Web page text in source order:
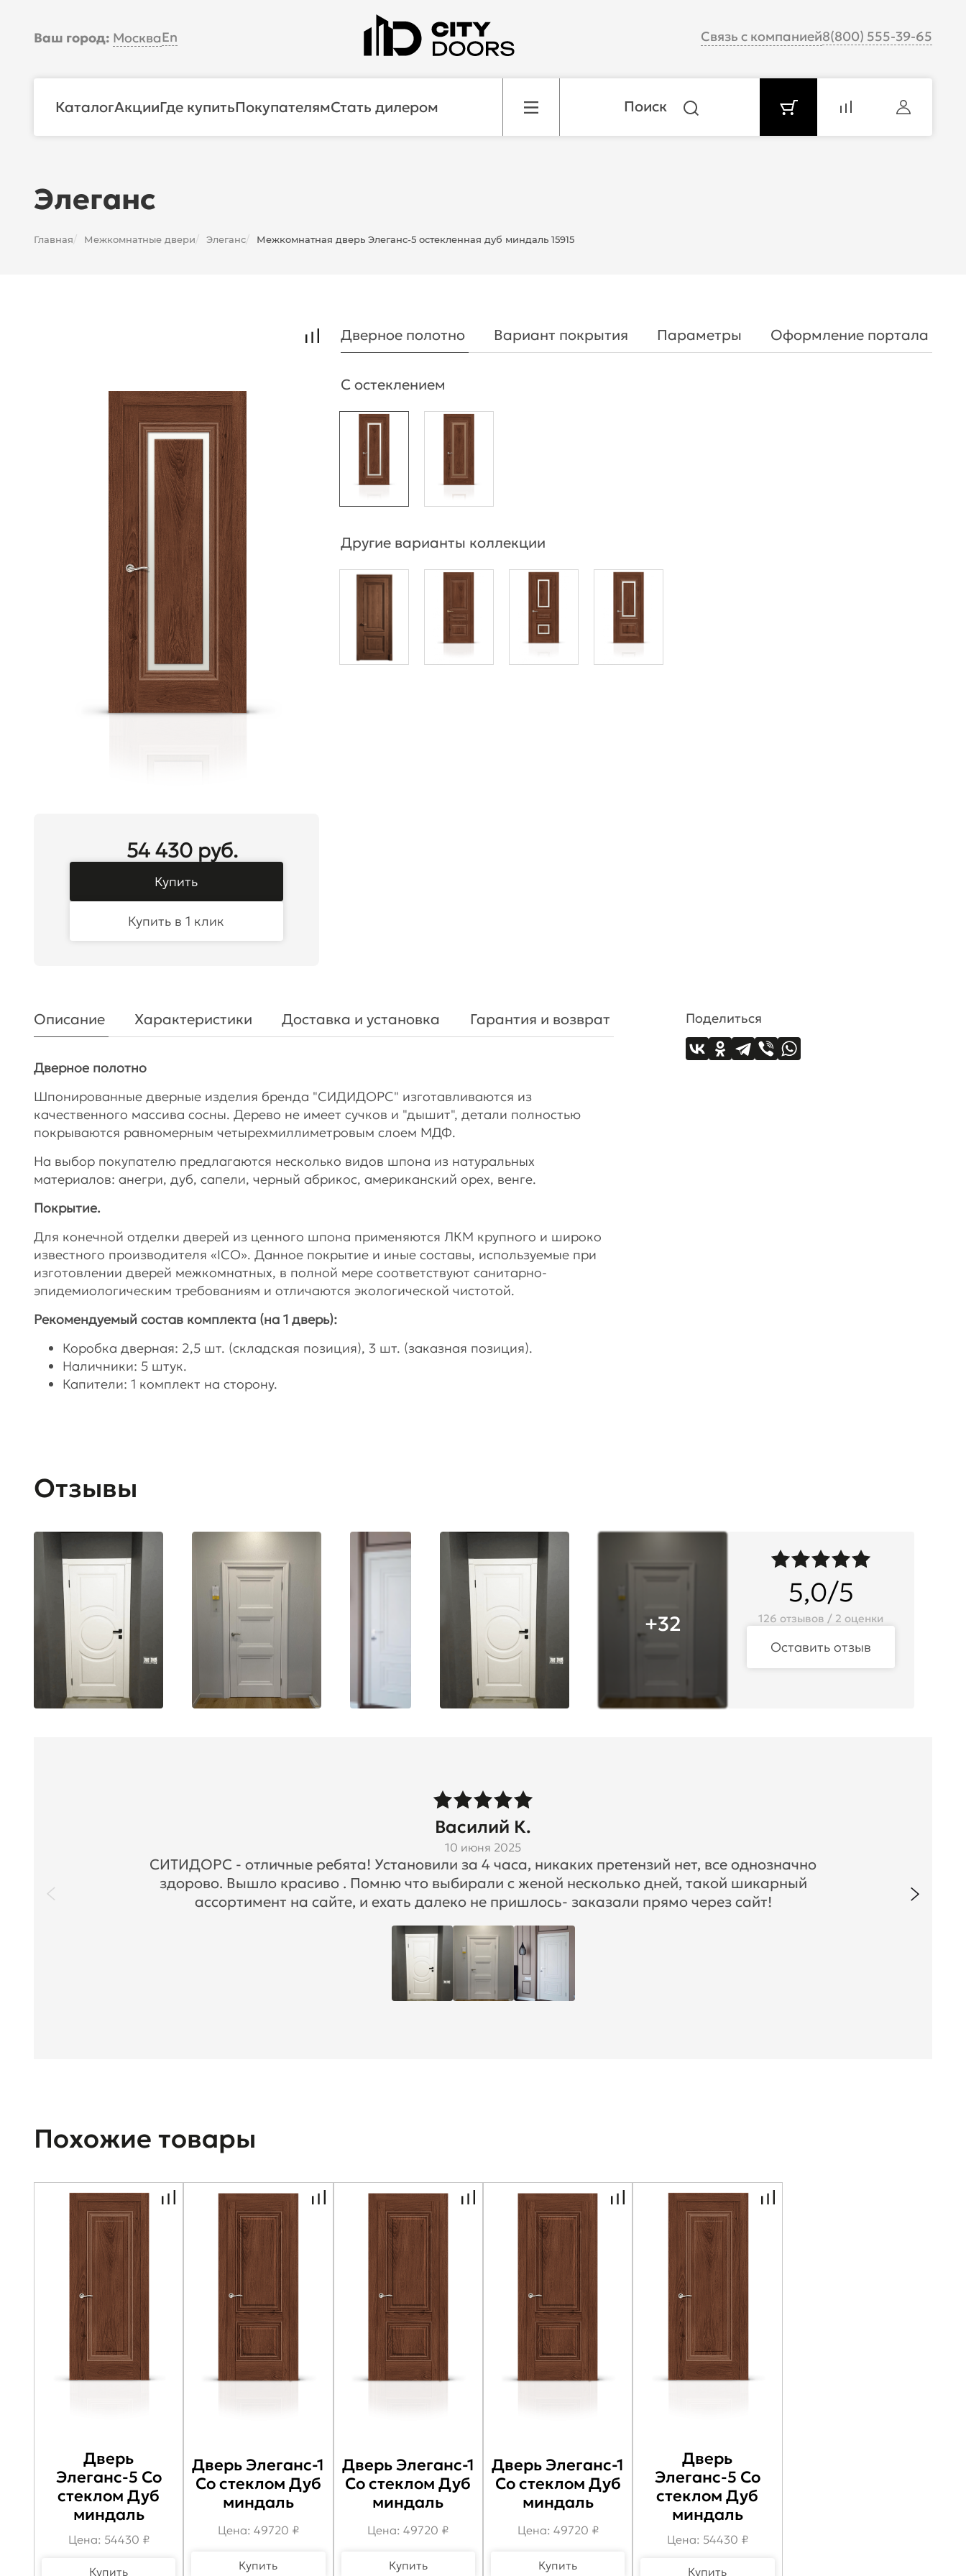
Ваш город: МоскваEn Связь с компанией8(800) 555-39-65
КаталогАкцииГде купитьПокупателямСтать дилером
Элеганс
Главная/ Межкомнатные двери/ Элеганс/ Межкомнатная дверь Элеганс-5 остекленная дуб миндаль 15915
54 430 руб.
Купить
Купить в 1 клик
Дверное полотно Вариант покрытия Параметры Оформление портала
С остеклением
Другие варианты коллекции
Описание Характеристики Доставка и установка Гарантия и возврат
Дверное полотно
Шпонированные дверные изделия бренда "СИДИДОРС" изготавливаются из
качественного массива сосны. Дерево не имеет сучков и "дышит", детали полностью
покрываются равномерным четырехмиллиметровым слоем МДФ.
На выбор покупателю предлагаются несколько видов шпона из натуральных
материалов: анегри, дуб, сапели, черный абрикос, американский орех, венге.
Покрытие.
Для конечной отделки дверей из ценного шпона применяются ЛКМ крупного и широко
известного производителя «ICO». Данное покрытие и иные составы, используемые при
изготовлении дверей межкомнатных, в полной мере соответствуют санитарно-
эпидемиологическим требованиям и отличаются экологической чистотой.
Рекомендуемый состав комплекта (на 1 дверь):
Коробка дверная: 2,5 шт. (складская позиция), 3 шт. (заказная позиция).
Наличники: 5 штук.
Капители: 1 комплект на сторону.
Поделиться
Отзывы
+32
5,0/5
126 отзывов / 2 оценки
Оставить отзыв
Василий К.
10 июня 2025
СИТИДОРС - отличные ребята! Установили за 4 часа, никаких претензий нет, все однозначно
здорово. Вышло красиво . Помню что выбирали с женой несколько дней, такой шикарный
ассортимент на сайте, и ехать далеко не пришлось- заказали прямо через сайт!
Похожие товары
Дверь
Элеганс-5 Со
стеклом Дуб
миндаль
Цена: 54430 ₽
Купить
Дверь Элеганс-1
Со стеклом Дуб
миндаль
Цена: 49720 ₽
Купить
Дверь Элеганс-1
Со стеклом Дуб
миндаль
Цена: 49720 ₽
Купить
Дверь Элеганс-1
Со стеклом Дуб
миндаль
Цена: 49720 ₽
Купить
Дверь
Элеганс-5 Со
стеклом Дуб
миндаль
Цена: 54430 ₽
Купить